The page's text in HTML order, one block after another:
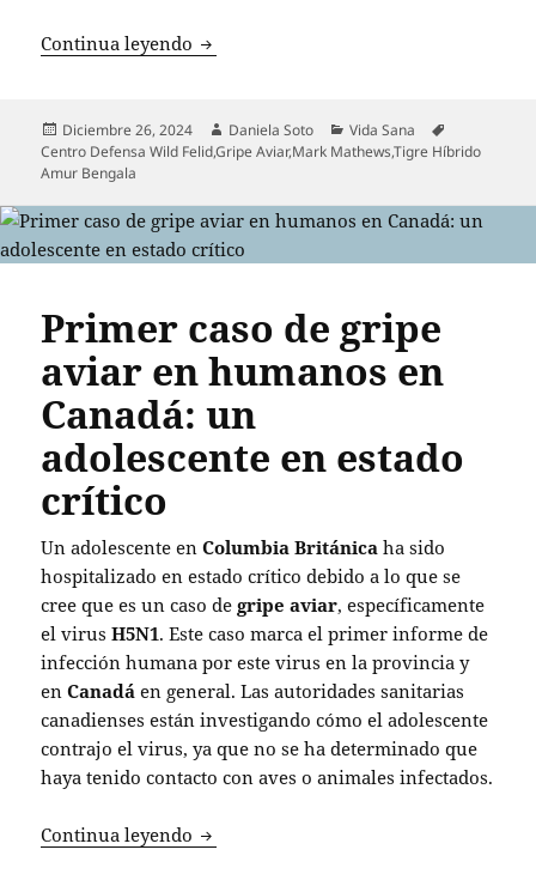
Continua leyendo Brote de gripe aviar causa
Publicado
el
Diciembre 26, 2024 Autor
Daniela Soto Categorías
Vida Sana
Centro Defensa Wild Felid,Gripe Aviar,Mark Mathews,Tigre Híbrido
Amur Bengala
Primer caso de gripe
aviar en humanos en
Canadá: un
adolescente en estado
crítico
Un adolescente enColumbia Británica ha sido
hospitalizado en estado crítico debido a lo que se
cree que es un caso degripe aviar, específicamente
el virusH5N1. Este caso marca el primer informe de
infección humana por este virus en la provincia y
enCanadá en general. Las autoridades sanitarias
canadienses están investigando cómo el adolescente
contrajo el virus, ya que no se ha determinado que
haya tenido contacto con aves o animales infectados.
Continua leyendo Primer caso de gripe aviar en